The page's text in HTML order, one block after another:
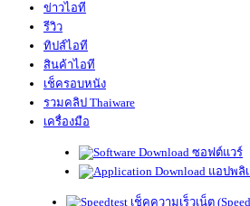
ข่าวไอที
รีวิว
ทิปส์ไอที
สินค้าไอที
เช็ครอบหนัง
รวมคลิป Thaiware
เครื่องมือ
ซอฟต์แวร์
แอปพลิ
เช็คความเร็วเน็ต